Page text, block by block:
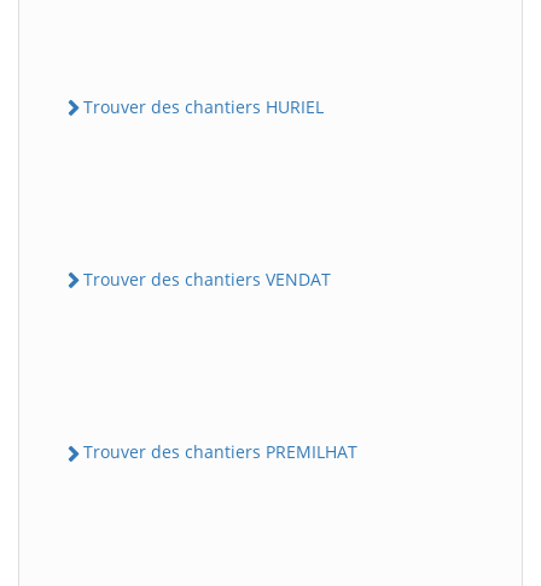
Trouver des chantiers HURIEL
Trouver des chantiers VENDAT
Trouver des chantiers PREMILHAT